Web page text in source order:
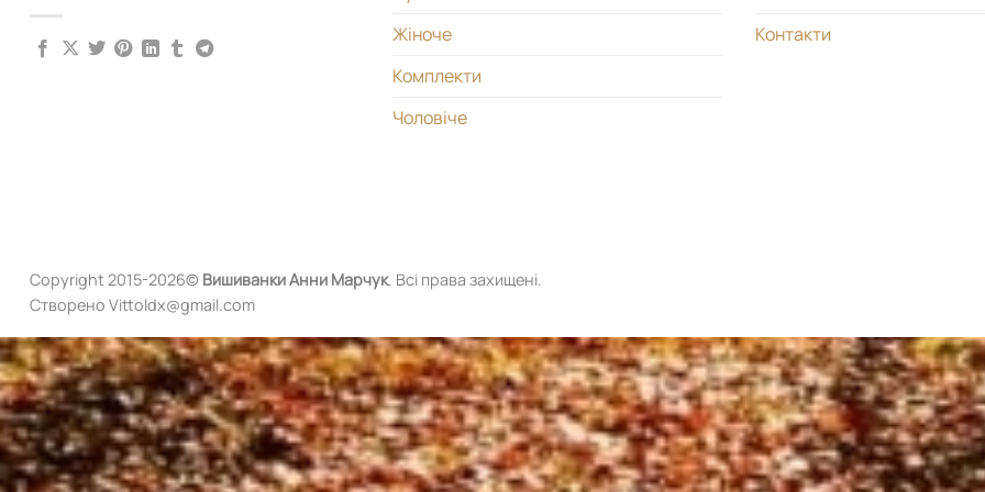
Жіноче
Комплекти
Чоловіче
Контакти
Copyright 2015-2026© ВишиванкиАнни Марчук. Всі права захищені.
Створено Vittoldx@gmail.com